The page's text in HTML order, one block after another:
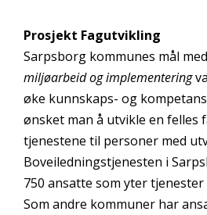
Prosjekt Fagutvikling
Sarpsborg kommunes mål med
miljøarbeid og implementering
øke kunnskaps- og
ønsket man å utvikle en felles
tjenestene til personer med
Boveiledningstjenesten i
750 ansatte som yter
Som andre kommuner har